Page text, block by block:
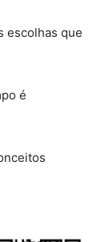
escolhas que
é